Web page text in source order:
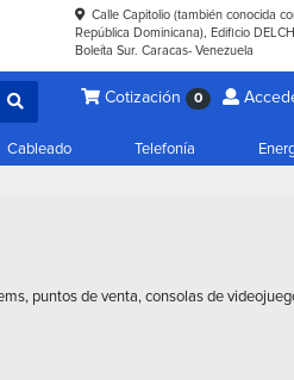
Calle Capitolio (también conocida
República Dominicana), Edificio
Boleíta Sur. Caracas- Venezuela
Cotización 0
Cableado Telefonía
puntos de venta, consolas de